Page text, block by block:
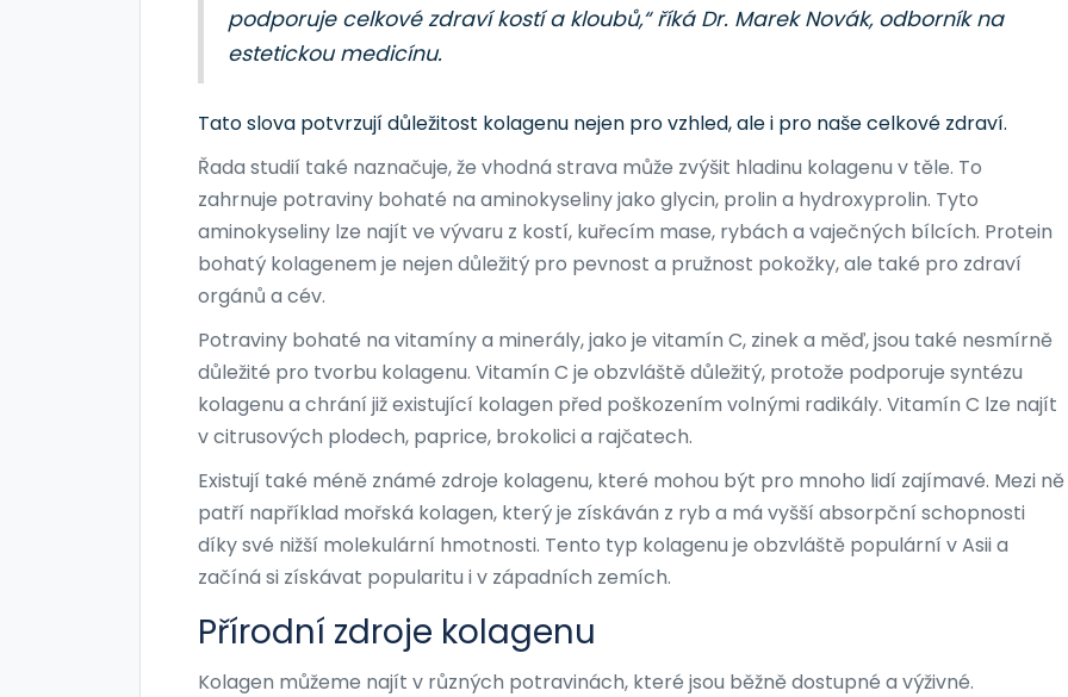
podporuje celkové zdraví kostí a kloubů,“ říká Dr. Marek Novák, odborník na
estetickou medicínu.
Tato slova potvrzují důležitost kolagenu nejen pro vzhled, ale i pro naše celkové zdraví.
Řada studií také naznačuje, že vhodná strava může zvýšit hladinu kolagenu v těle. To
zahrnuje potraviny bohaté na aminokyseliny jako glycin, prolin a hydroxyprolin. Tyto
aminokyseliny lze najít ve vývaru z kostí, kuřecím mase, rybách a vaječných bílcích. Protein
bohatý kolagenem je nejen důležitý pro pevnost a pružnost pokožky, ale také pro zdraví
orgánů a cév.
Potraviny bohaté na vitamíny a minerály, jako je vitamín C, zinek a měď, jsou také nesmírně
důležité pro tvorbu kolagenu. Vitamín C je obzvláště důležitý, protože podporuje syntézu
kolagenu a chrání již existující kolagen před poškozením volnými radikály. Vitamín C lze najít
v citrusových plodech, paprice, brokolici a rajčatech.
Existují také méně známé zdroje kolagenu, které mohou být pro mnoho lidí zajímavé. Mezi ně
patří například mořská kolagen, který je získáván z ryb a má vyšší absorpční schopnosti
díky své nižší molekulární hmotnosti. Tento typ kolagenu je obzvláště populární v Asii a
začíná si získávat popularitu i v západních zemích.
Přírodní zdroje kolagenu
Kolagen můžeme najít v různých potravinách, které jsou běžně dostupné a výživné.